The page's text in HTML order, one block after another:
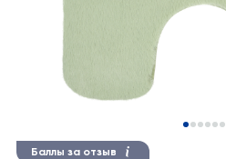
Баллы за отзыв